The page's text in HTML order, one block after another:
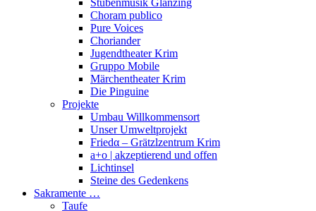
Stubenmusik Glanzing
Choram publico
Pure Voices
Choriander
Jugendtheater Krim
Gruppo Mobile
Märchentheater Krim
Die Pinguine
Projekte
Umbau Willkommensort
Unser Umweltprojekt
Friedα – Grätzlzentrum Krim
a+o | akzeptierend und offen
Lichtinsel
Steine des Gedenkens
Sakramente …
Taufe